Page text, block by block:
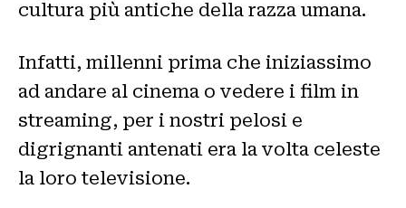
cultura più antiche della razza umana.
Infatti, millenni prima che iniziassimo
ad andare al cinema o vedere i film in
streaming, per i nostri pelosi e
digrignanti antenati era la volta celeste
la loro televisione.